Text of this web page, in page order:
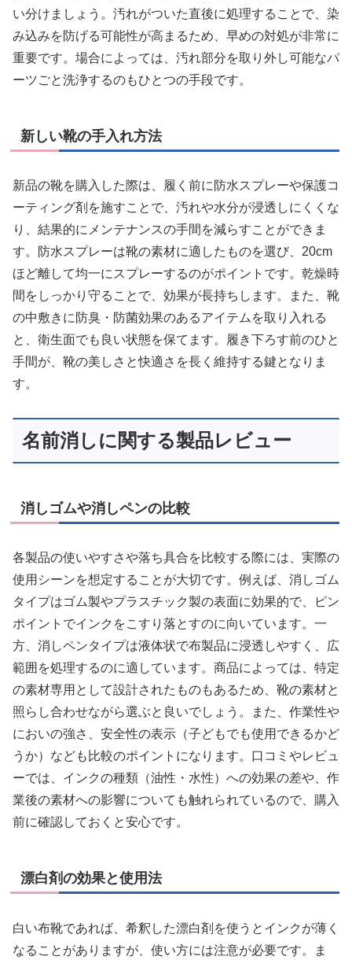
い分けましょう。汚れがついた直後に処理することで、染
み込みを防げる可能性が高まるため、早めの対処が非常に
重要です。場合によっては、汚れ部分を取り外し可能なパ
ーツごと洗浄するのもひとつの手段です。
新しい靴の手入れ方法
新品の靴を購入した際は、履く前に防水スプレーや保護コ
ーティング剤を施すことで、汚れや水分が浸透しにくくな
り、結果的にメンテナンスの手間を減らすことができま
す。防水スプレーは靴の素材に適したものを選び、20cm
ほど離して均一にスプレーするのがポイントです。乾燥時
間をしっかり守ることで、効果が長持ちします。また、靴
の中敷きに防臭・防菌効果のあるアイテムを取り入れる
と、衛生面でも良い状態を保てます。履き下ろす前のひと
手間が、靴の美しさと快適さを長く維持する鍵となりま
す。
名前消しに関する製品レビュー
消しゴムや消しペンの比較
各製品の使いやすさや落ち具合を比較する際には、実際の
使用シーンを想定することが大切です。例えば、消しゴム
タイプはゴム製やプラスチック製の表面に効果的で、ピン
ポイントでインクをこすり落とすのに向いています。一
方、消しペンタイプは液体状で布製品に浸透しやすく、広
範囲を処理するのに適しています。商品によっては、特定
の素材専用として設計されたものもあるため、靴の素材と
照らし合わせながら選ぶと良いでしょう。また、作業性や
においの強さ、安全性の表示（子どもでも使用できるかど
うか）なども比較のポイントになります。口コミやレビュ
ーでは、インクの種類（油性・水性）への効果の差や、作
業後の素材への影響についても触れられているので、購入
前に確認しておくと安心です。
漂白剤の効果と使用法
白い布靴であれば、希釈した漂白剤を使うとインクが薄く
なることがありますが、使い方には注意が必要です。ま